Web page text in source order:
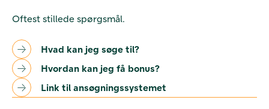
Oftest stillede spørgsmål.
Hvad kan jeg søge til?
Hvordan kan jeg få bonus?
Link til ansøgningssystemet